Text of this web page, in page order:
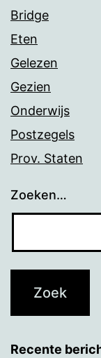
Bridge
Eten
Gelezen
Gezien
Onderwijs
Postzegels
Prov. Staten
Zoeken…
Recente